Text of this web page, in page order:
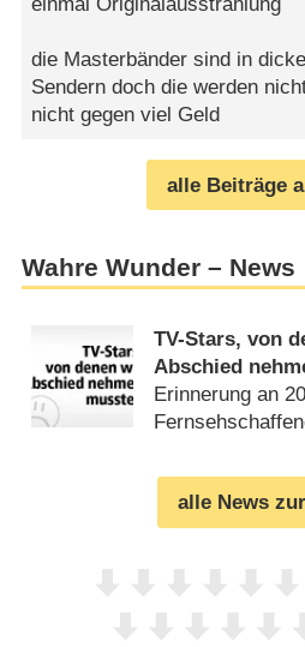
einmal Originalausstrahlung
die Masterbänder sind in
Sendern doch die werden
nicht gegen viel Geld
alle Beiträge
Wahre Wunder – News
TV-Stars, von
Abschied
Erinnerung an
alle News